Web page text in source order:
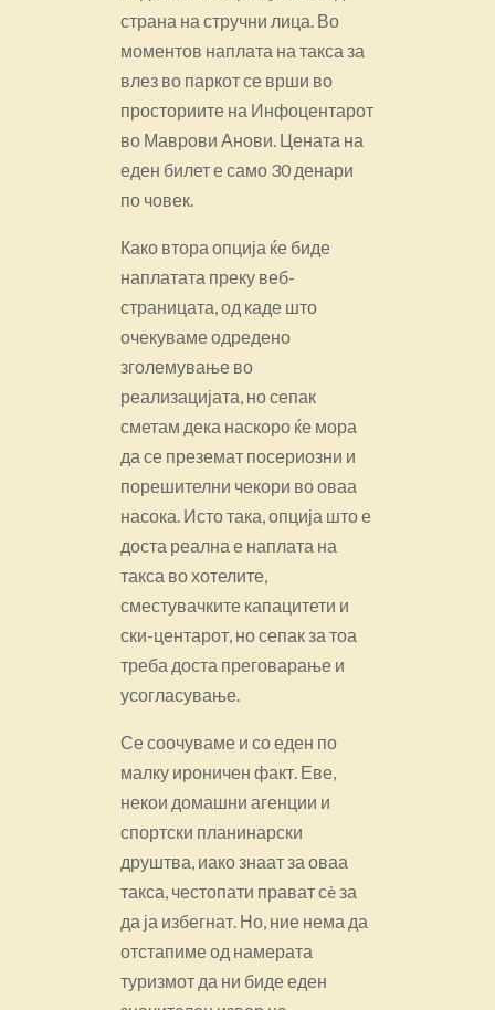
страна на стручни лица. Во
моментов наплата на такса за
влез во паркот се врши во
просториите на Инфоцентарот
во Маврови Анови. Цената на
еден билет е само 30 денари
по човек.
Како втора опција ќе биде
наплатата преку веб-
страницата, од каде што
очекуваме одредено
зголемување во
реализацијата, но сепак
сметам дека наскоро ќе мора
да се преземат посериозни и
порешителни чекори во оваа
насока. Исто така, опција што е
доста реална е наплата на
такса во хотелите,
сместувачките капацитети и
ски-центарот, но сепак за тоа
треба доста преговарање и
усогласување.
Се соочуваме и со еден по
малку ироничен факт. Еве,
некои домашни агенции и
спортски планинарски
друштва, иако знаат за оваа
такса, честопати прават сè за
да ја избегнат. Но, ние нема да
отстапиме од намерата
туризмот да ни биде еден